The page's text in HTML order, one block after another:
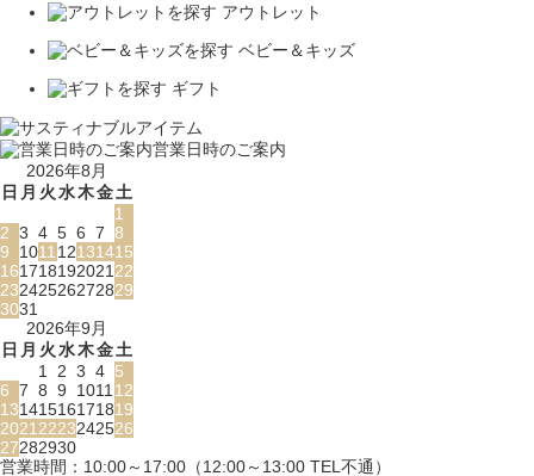
アウトレット
ベビー＆キッズ
ギフト
営業日時のご案内
2026年8月
日 月 火水木金土
1
2 3 4 5 6 7 8
9
1011 12131415
161718192021 22
23242526272829
3031
2026年9月
日 月 火水木金土
1
2 3 4 5
6 7 8 9 1011 12
13141516171819
2021 2223242526
27282930
営業時間：10:00～17:00（12:00～13:00 TEL不通）